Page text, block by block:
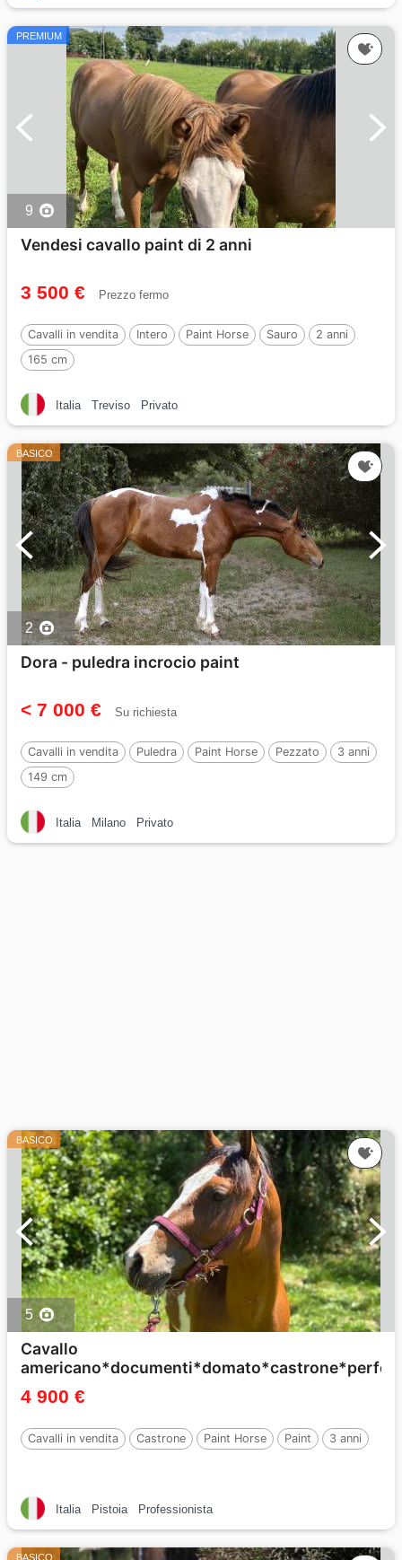
PREMIUM
9
Vendesi cavallo paint di 2 anni
3 500 € Prezzo fermo
Cavalli in vendita Intero Paint Horse Sauro
2 anni
165 cm
Italia Treviso Privato
BASICO
2
Dora - puledra incrocio paint
< 7 000 € Su richiesta
Cavalli in vendita Puledra Paint Horse Pezzato
3 anni
149 cm
Italia Milano Privato
BASICO
5
Cavallo
4 900 €
Cavalli in vendita Castrone Paint Horse Paint 3 anni
Italia Pistoia Professionista
BASICO